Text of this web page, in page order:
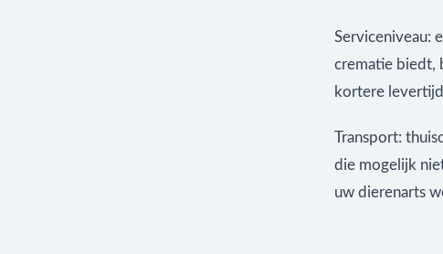
Serviceniveau:
crematie biedt,
kortere
Transport:
die mogelijk
uw dierenarts